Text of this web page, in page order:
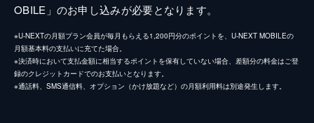
OBILE」のお申し込みが必要となります。
※U-NEXTの月額プラン会員が毎月もらえる1,200円分のポイントを、U-NEXT MOBILEの
月額基本料の支払いに充てた場合。
※決済時において支払金額に相当するポイントを保有していない場合、差額分の料金はご登
録のクレジットカードでのお支払いとなります。
※通話料、SMS通信料、オプション（かけ放題など）の月額利用料は別途発生します。